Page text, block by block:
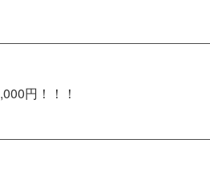
円！！！